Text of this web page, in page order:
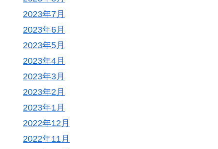
2023年7月
2023年6月
2023年5月
2023年4月
2023年3月
2023年2月
2023年1月
2022年12月
2022年11月